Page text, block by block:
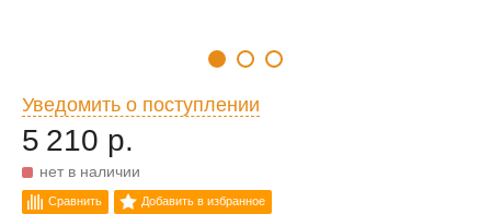
Уведомить о поступлении
5 210 р.
нет в наличии
Сравнить Добавить в избранное